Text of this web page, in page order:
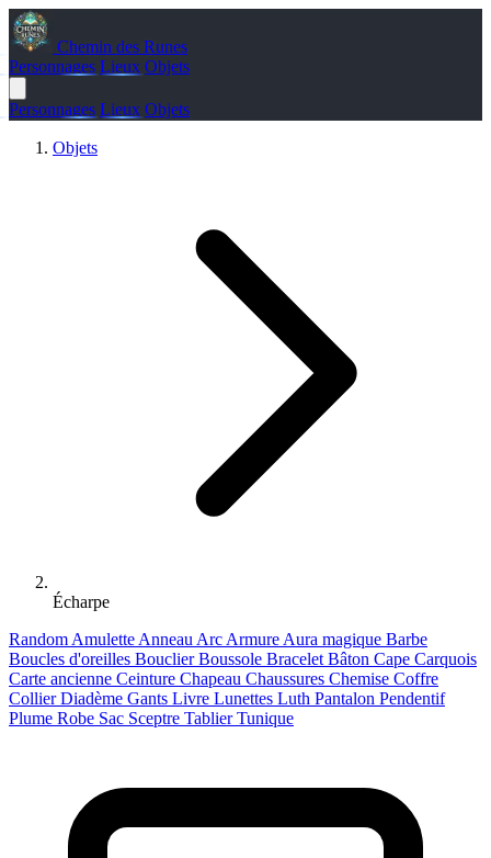
Chemin des Runes
Personnages Lieux Objets
Personnages Lieux Objets
Objets
Écharpe
Random Amulette Anneau Arc Armure Aura magique Barbe
Boucles d'oreilles BouclierBoussole Bracelet Bâton Cape Carquois
Carte ancienne Ceinture Chapeau Chaussures Chemise Coffre
CollierDiadème Gants Livre Lunettes Luth Pantalon Pendentif
Plume Robe Sac Sceptre TablierTunique